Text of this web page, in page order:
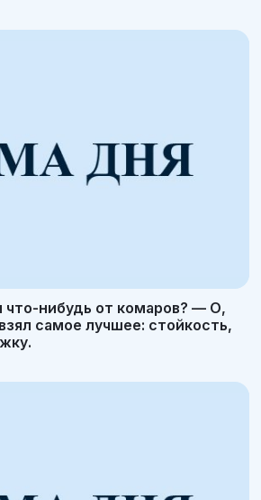
нибудь от комаров? — О,
самое лучшее: стойкость,